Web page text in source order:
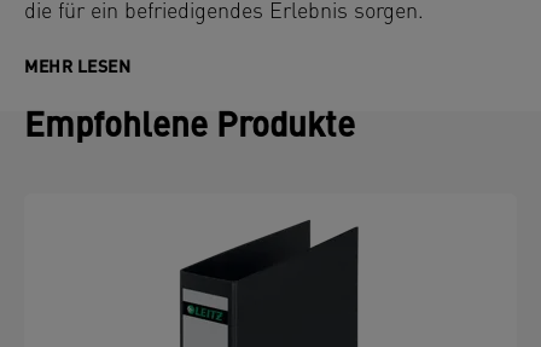
die für ein befriedigendes Erlebnis sorgen.
MEHR LESEN
Empfohlene Produkte